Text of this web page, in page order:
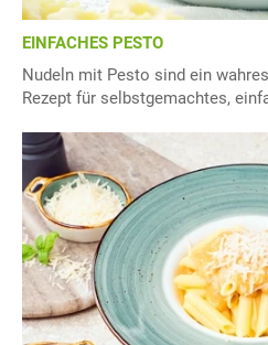
EINFACHES PESTO
Nudeln mit Pesto sind ein
Rezept für selbstgemachtes,